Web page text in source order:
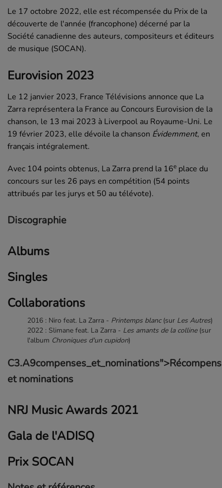
Le 17 octobre 2022, elle est récompensée du Prix de la
découverte de l'année (francophone) décerné par la
Société canadienne des auteurs, compositeurs et éditeurs
de musique (SOCAN).
Eurovision 2023
Le 12 janvier 2023, France Télévisions annonce que La
Zarra représentera la France au Concours Eurovision de la
chanson, le 13 mai 2023 à Liverpool au Royaume-Uni. Le
19 février 2023, elle dévoile la chanson Évidemment, en
français intégralement.
Avec 104 points obtenus, La Zarra prend la 16e place du
concours sur les 26 pays en compétition (54 points
attribués par les jurys et 50 au télévote).
Discographie
Albums
Singles
Collaborations
2016 : Niro feat. La Zarra - Printemps blanc(sur Les Autres)
2022 : Slimane feat. La Zarra - Les amants de la colline(sur
l'album Chroniques d'un cupidon)
et nominations
NRJ Music Awards 2021
Gala de l'ADISQ
Prix SOCAN